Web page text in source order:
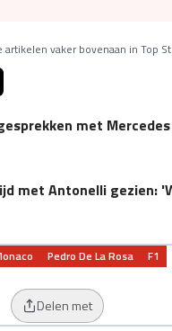
vaker bovenaan in Top
met
met Antonelli gezien:
Pedro De La Rosa F1
Delen met